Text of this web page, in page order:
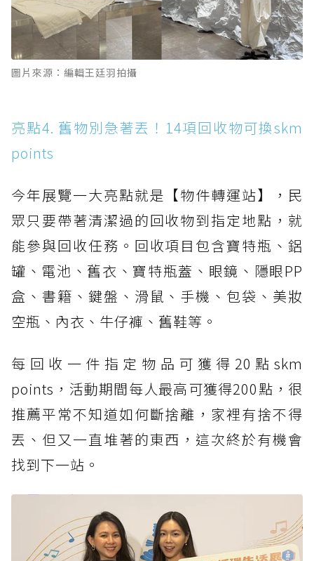
圖片來源：編輯王廷羽拍攝
亮點4. 舊物別急著丟！14項回收物可換skm
points
今年展覽一大亮點就是【物件轉運站】，民
眾只要帶著清潔過的回收物到指定地點，就
能參與回收任務。回收項目包含寶特瓶、鋁
罐、電池、舊衣、寶特瓶蓋、眼鏡、隱眼PP
盒、書籍、鍵盤、滑鼠、手機、包袋、美妝
空瓶、內衣、牛仔褲、舊鞋等。
每回收一件指定物品可獲得20點skm
points，活動期間每人最高可獲得200點，很
推薦平常不知道如何斷捨離，家裡有捨不得
丟、但又一直堆著的東西，這次終於有機會
找到下一站。